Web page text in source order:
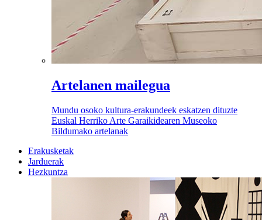
Artelanen mailegua
Mundu osoko kultura-erakundeek eskatzen dituzte
Euskal Herriko Arte Garaikidearen Museoko
Bildumako artelanak
Erakusketak
Jarduerak
Hezkuntza